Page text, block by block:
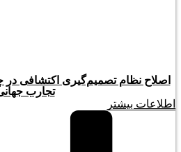
اصلاح نظام تصمیم‌گیری اکتشافی در
تجارب
اطلاعات بیشتر